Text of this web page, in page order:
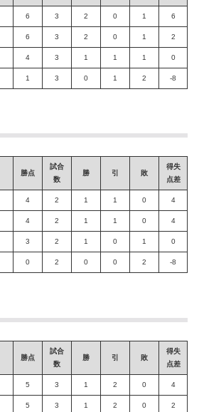
6 3 2 0 1 6
6 3 2 0 1 2
4 3 1 1 1 0
1 3 0 1 2 -8
勝点
試合
数
勝 引 敗
得失
点差
4 2 1 1 0 4
4 2 1 1 0 4
3 2 1 0 1 0
0 2 0 0 2 -8
勝点
試合
数
勝 引 敗
得失
点差
5 3 1 2 0 4
5 3 1 2 0 2